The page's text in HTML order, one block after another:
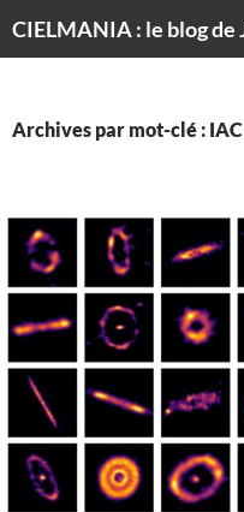
Archives par mot-clé : IAC